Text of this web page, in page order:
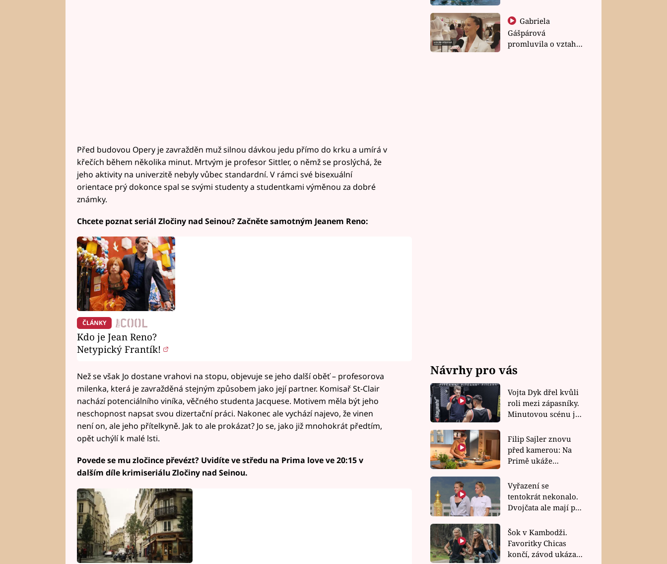
Před budovou Opery je zavražděn muž silnou dávkou jedu přímo do krku a umírá v
křečích během několika minut. Mrtvým je profesor Sittler, o němž se proslýchá, že
jeho aktivity na univerzitě nebyly vůbec standardní. V rámci své bisexuální
orientace prý dokonce spal se svými studenty a studentkami výměnou za dobré
známky.
Chcete poznat seriál Zločiny nad Seinou? Začněte samotným Jeanem Reno:
ČLÁNKY
Kdo je Jean Reno?
Netypický Frantík!
Než se však Jo dostane vrahovi na stopu, objevuje se jeho další oběť – profesorova
milenka, která je zavražděná stejným způsobem jako její partner. Komisař St-Clair
nachází potenciálního viníka, věčného studenta Jacquese. Motivem měla být jeho
neschopnost napsat svou dizertační práci. Nakonec ale vychází najevo, že vinen
není on, ale jeho přítelkyně. Jak to ale prokázat? Jo se, jako již mnohokrát předtím,
opět uchýlí k malé lsti.
Povede se mu zločince převézt? Uvidíte ve středu na Prima love ve 20:15 v
dalším díle krimiseriálu Zločiny nad Seinou.
Gabriela
Gášpárová
promluvila o vztahu
Návrhy pro vás
Vojta Dyk dřel kvůli
roli mezi zápasníky.
Minutovou scénu jel
Filip Sajler znovu
před kamerou: Na
Primě ukáže
rychlé recepty
Vyřazení se
tentokrát nekonalo.
Dvojčata ale mají po
závodu nůž na krku
Šok v Kambodži.
Favoritky Chicas
končí, závod ukázal